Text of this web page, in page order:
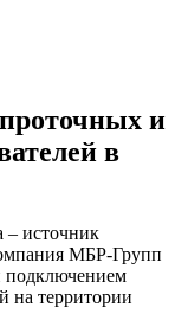
и
в
– источник
МБР-Групп
подключением
на территории